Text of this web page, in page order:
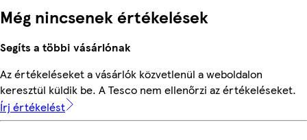
Még nincsenek értékelések
Segíts a többi vásárlónak
Az értékeléseket a vásárlók közvetlenül a weboldalon
keresztül küldik be. A Tesco nem ellenőrzi az értékeléseket.
Írj értékelést